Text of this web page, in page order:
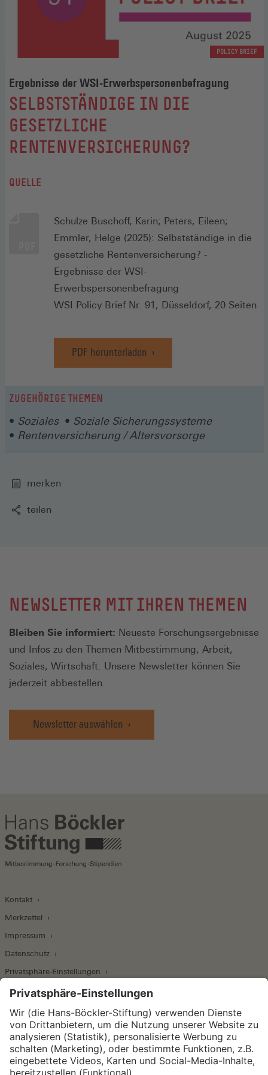
POLICY BRIEF
Ergebnisse der WSI-Erwerbspersonenbefragung
:
SELBSTSTÄNDIGE IN DIE
GESETZLICHE
RENTENVERSICHERUNG?
QUELLE
Schulze Buschoff, Karin; Peters, Eileen;
Emmler, Helge (2025): Selbstständige in die
gesetzliche Rentenversicherung? -
Ergebnisse der WSI-
Erwerbspersonenbefragung
WSI Policy Brief Nr. 91, Düsseldorf, 20 Seiten
PDF herunterladen
ZUGEHÖRIGE THEMEN
Soziales
Soziale Sicherungssysteme
Rentenversicherung / Altersvorsorge
merken
teilen
NEWSLETTER MIT IHREN THEMEN
Bleiben Sie informiert: Neueste Forschungsergebnisse
und Infos zu den Themen Mitbestimmung, Arbeit,
Soziales, Wirtschaft. Unsere Newsletter können Sie
jederzeit abbestellen.
Newsletter auswählen
Kontakt
Merkzettel
Impressum
Datenschutz
Privatsphäre-Einstellungen
Wirtschafts- und Sozialwissenschaftliches Institut
Institut für Makroökonomie und